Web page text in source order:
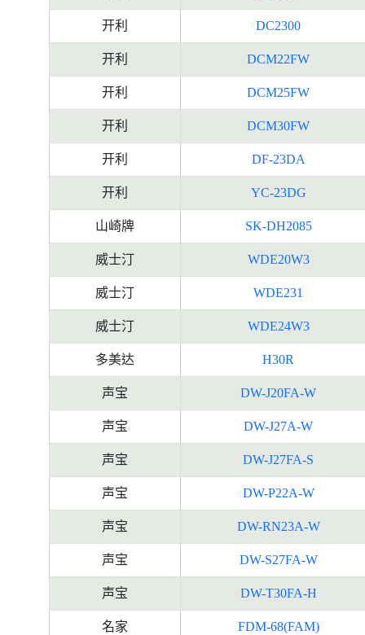
开利 DC2300
开利 DCM22FW
开利 DCM25FW
开利 DCM30FW
开利 DF-23DA
开利 YC-23DG
山崎牌 SK-DH2085
威士汀 WDE20W3
威士汀 WDE231
威士汀 WDE24W3
多美达 H30R
声宝 DW-J20FA-W
声宝 DW-J27A-W
声宝 DW-J27FA-S
声宝 DW-P22A-W
声宝 DW-RN23A-W
声宝 DW-S27FA-W
声宝 DW-T30FA-H
名家 FDM-68(FAM)